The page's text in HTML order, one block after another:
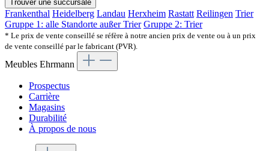
Trouver une succursale
Frankenthal Heidelberg Landau Herxheim Rastatt Reilingen Trier
Gruppe 1: alle Standorte außer Trier Gruppe 2: Trier
* Le prix de vente conseillé se réfère à notre ancien prix de vente ou à un prix
de vente conseillé par le fabricant (PVR).
Meubles Ehrmann
Prospectus
Carrière
Magasins
Durabilité
À propos de nous